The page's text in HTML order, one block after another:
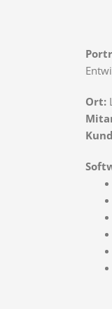
Ort: